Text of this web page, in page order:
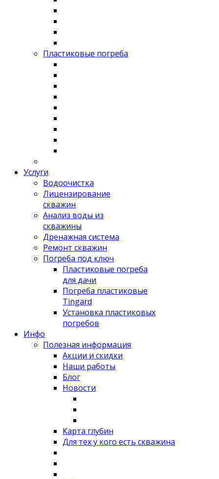
Пластиковые погреба
Услуги
Водоочистка
Лицензирование
скважин
Анализ воды из
скважины
Дренажная система
Ремонт скважин
Погреба под ключ
Пластиковые погреба
для дачи
Погреба пластиковые
Tingard
Установка пластиковых
погребов
Инфо
Полезная информация
Акции и скидки
Наши работы
Блог
Новости
Карта глубин
Для тех у кого есть скважина